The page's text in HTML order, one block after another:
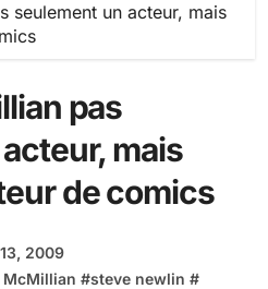
seulement un acteur, mais
pas
mais
de comics
2009
McMillian #steve newlin #